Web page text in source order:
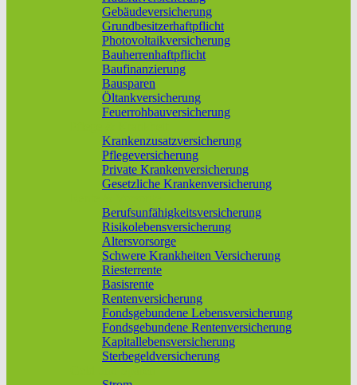
Gebäudeversicherung
Grundbesitzerhaftpflicht
Photovoltaikversicherung
Bauherrenhaftpflicht
Baufinanzierung
Bausparen
Öltankversicherung
Feuerrohbauversicherung
Krankenzusatzversicherung
Pflegeversicherung
Private Krankenversicherung
Gesetzliche Krankenversicherung
Berufs­unfähigkeitsversicherung
Risikolebensversicherung
Altersvorsorge
Schwere Krankheiten Versicherung
Riesterrente
Basisrente
Rentenversicherung
Fondsgebundene Lebensversicherung
Fondsgebundene Rentenversicherung
Kapitallebensversicherung
Sterbegeldversicherung